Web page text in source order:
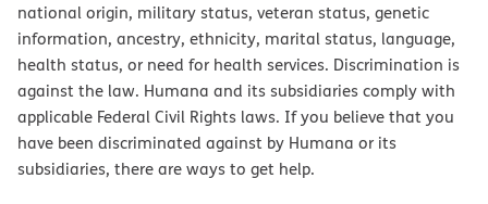
national origin, military status, veteran status, genetic
information, ancestry, ethnicity, marital status, language,
health status, or need for health services. Discrimination is
against the law. Humana and its subsidiaries comply with
applicable Federal Civil Rights laws. If you believe that you
have been discriminated against by Humana or its
subsidiaries, there are ways to get help.